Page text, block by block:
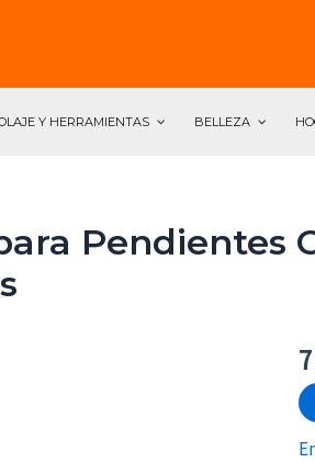
Y HERRAMIENTAS BELLEZA
Pendientes